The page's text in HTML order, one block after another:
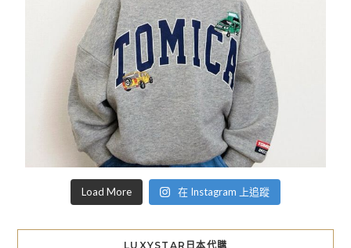
Load More 在 Instagram 上追蹤
LUXYSTAR日本代購